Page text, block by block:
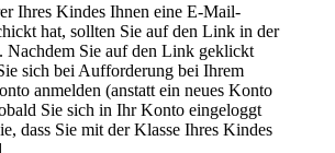
Ihres Kindes Ihnen eine E-Mail-
hat, sollten Sie auf den Link in der
Sie auf den Link geklickt
sich bei Aufforderung bei Ihrem
anmelden (anstatt ein neues Konto
Sie sich in Ihr Konto eingeloggt
dass Sie mit der Klasse Ihres Kindes